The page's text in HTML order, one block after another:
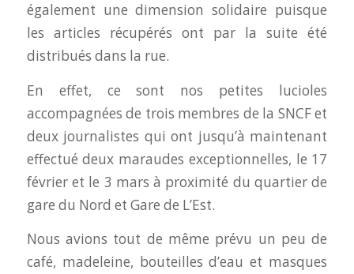
également une dimension solidaire puisque
les articles récupérés ont par la suite été
distribués dans la rue.
En effet, ce sont nos petites lucioles
accompagnées de trois membres de la SNCF et
deux journalistes qui ont jusqu’à maintenant
effectué deux maraudes exceptionnelles, le 17
février et le 3 mars à proximité du quartier de
gare du Nord et Gare de L’Est.
Nous avions tout de même prévu un peu de
café, madeleine, bouteilles d’eau et masques